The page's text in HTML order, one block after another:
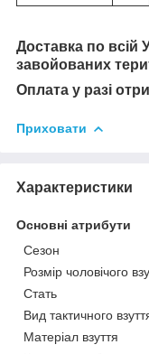
Доставка по всій
завойованих
Оплата у разі
Приховати
Характеристики
Основні атрибути
Сезон
Розмір чоловічого
Стать
Вид тактичного
Матеріал взуття